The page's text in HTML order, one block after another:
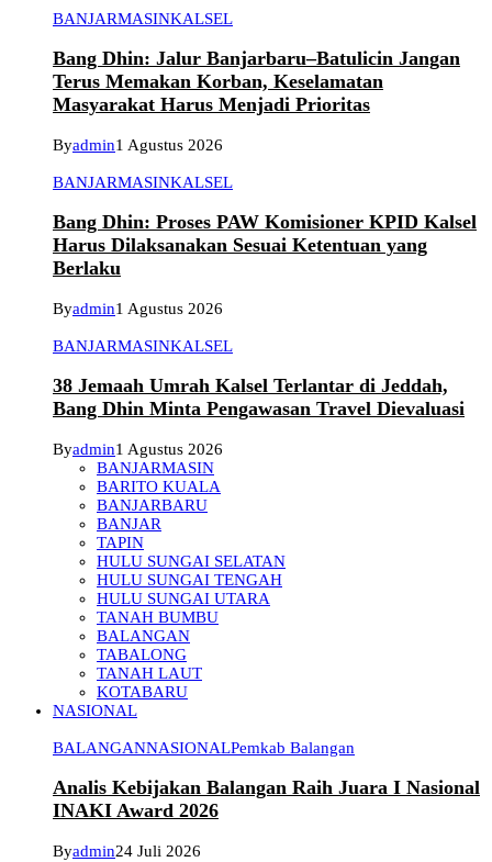
BANJARMASINKALSEL
Bang Dhin: Jalur Banjarbaru–Batulicin Jangan
Terus Memakan Korban, Keselamatan
Masyarakat Harus Menjadi Prioritas
Byadmin1 Agustus 2026
BANJARMASINKALSEL
Bang Dhin: Proses PAW Komisioner KPID Kalsel
Harus Dilaksanakan Sesuai Ketentuan yang
Berlaku
Byadmin1 Agustus 2026
BANJARMASINKALSEL
38 Jemaah Umrah Kalsel Terlantar di Jeddah,
Bang Dhin Minta Pengawasan Travel Dievaluasi
Byadmin1 Agustus 2026
BANJARMASIN
BARITO KUALA
BANJARBARU
BANJAR
TAPIN
HULU SUNGAI SELATAN
HULU SUNGAI TENGAH
HULU SUNGAI UTARA
TANAH BUMBU
BALANGAN
TABALONG
TANAH LAUT
KOTABARU
NASIONAL
BALANGANNASIONALPemkab Balangan
Analis Kebijakan Balangan Raih Juara I Nasional
INAKI Award 2026
Byadmin24 Juli 2026